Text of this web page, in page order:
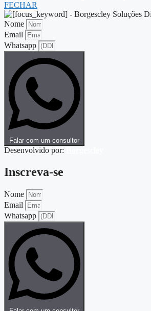
FECHAR
Nome
Email
Whatsapp
Falar com um consultor
Desenvolvido por:
Inscreva-se
Nome
Email
Whatsapp